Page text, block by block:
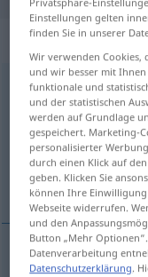
überdecken <
Übersicht aller
(Für mehr Details die
zacierać,
Einstellungen gelten
finden Sie in unserer
Wir verwenden Cookies,
und wir besser mit
funktionale und
und der statistischen
werden auf Grundlage
gespeichert. Marketing-
personalisierter
durch einen Klick auf
geben. Klicken Sie
können Ihre
Webseite widerrufen.
und den
Button „Mehr
Datenverarbeitung
Datenschutzerklärung.